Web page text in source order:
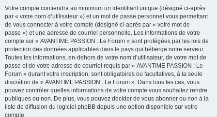
Votre compte contiendra au minimum un identifiant unique (désigné ci-après
par « votre nom d’utilisateur ») et un mot de passe personnel vous permettant
de vous connecter à votre compte (désigné ci-après par « votre mot de
passe ») et une adresse de courriel personnelle. Les informations de votre
compte sur « AVANTIME PASSION : Le Forum » sont protégées par les lois de
protection des données applicables dans le pays qui héberge notre serveur.
Toutes les informations, en-dehors de votre nom d’utilisateur, de votre mot de
passe et de votre adresse de courriel requis par « AVANTIME PASSION : Le
Forum » durant votre inscription, sont obligatoires ou facultatives, à la seule
discrétion de « AVANTIME PASSION : Le Forum ». Dans tous les cas, vous
pouvez contrôler quelles informations de votre compte vous souhaitez rendre
publiques ou non. De plus, vous pouvez décider de vous abonner ou non à la
liste de diffusion du logiciel phpBB depuis une option disponible sur votre
compte.